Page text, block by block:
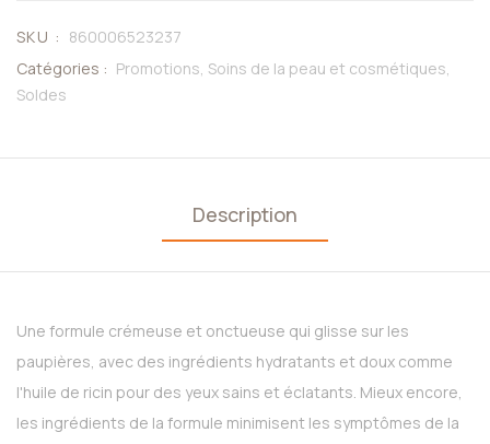
SKU : 860006523237
Catégories : Promotions, Soins de la peau et cosmétiques,
Soldes
Description
Une formule crémeuse et onctueuse qui glisse sur les
paupières, avec des ingrédients hydratants et doux comme
l'huile de ricin pour des yeux sains et éclatants. Mieux encore,
les ingrédients de la formule minimisent les symptômes de la